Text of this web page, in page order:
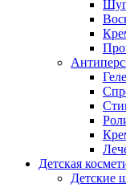
Детская
Детские